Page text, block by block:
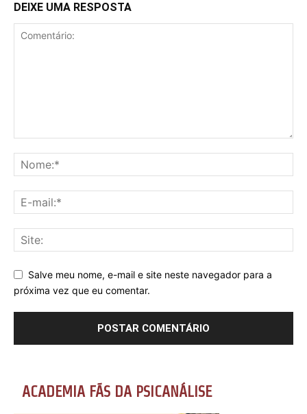
DEIXE UMA RESPOSTA
Salve meu nome, e-mail e site neste navegador para a
próxima vez que eu comentar.
ACADEMIA FÃS DA PSICANÁLISE